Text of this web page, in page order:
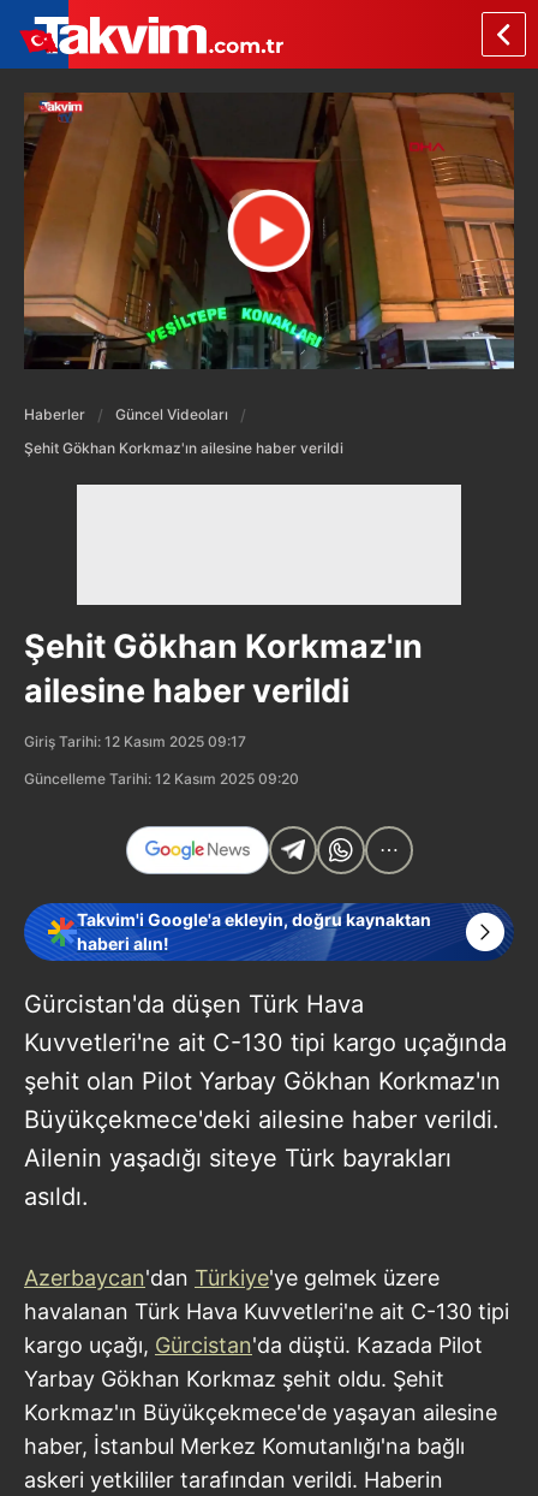
Haberler
Güncel Videoları
Şehit Gökhan Korkmaz'ın ailesine haber verildi
Şehit Gökhan Korkmaz'ın
ailesine haber verildi
Giriş Tarihi: 12 Kasım 2025 09:17
Güncelleme Tarihi: 12 Kasım 2025 09:20
Takvim'i Google'a ekleyin, doğru kaynaktan
haberi alın!
Gürcistan'da düşen Türk Hava
Kuvvetleri'ne ait C-130 tipi kargo uçağında
şehit olan Pilot Yarbay Gökhan Korkmaz'ın
Büyükçekmece'deki ailesine haber verildi.
Ailenin yaşadığı siteye Türk bayrakları
asıldı.
Azerbaycan'dan Türkiye'ye gelmek üzere
havalanan Türk Hava Kuvvetleri'ne ait C-130 tipi
kargo uçağı, Gürcistan'da düştü. Kazada Pilot
Yarbay Gökhan Korkmaz şehit oldu. Şehit
Korkmaz'ın Büyükçekmece'de yaşayan ailesine
haber, İstanbul Merkez Komutanlığı'na bağlı
askeri yetkililer tarafından verildi. Haberin